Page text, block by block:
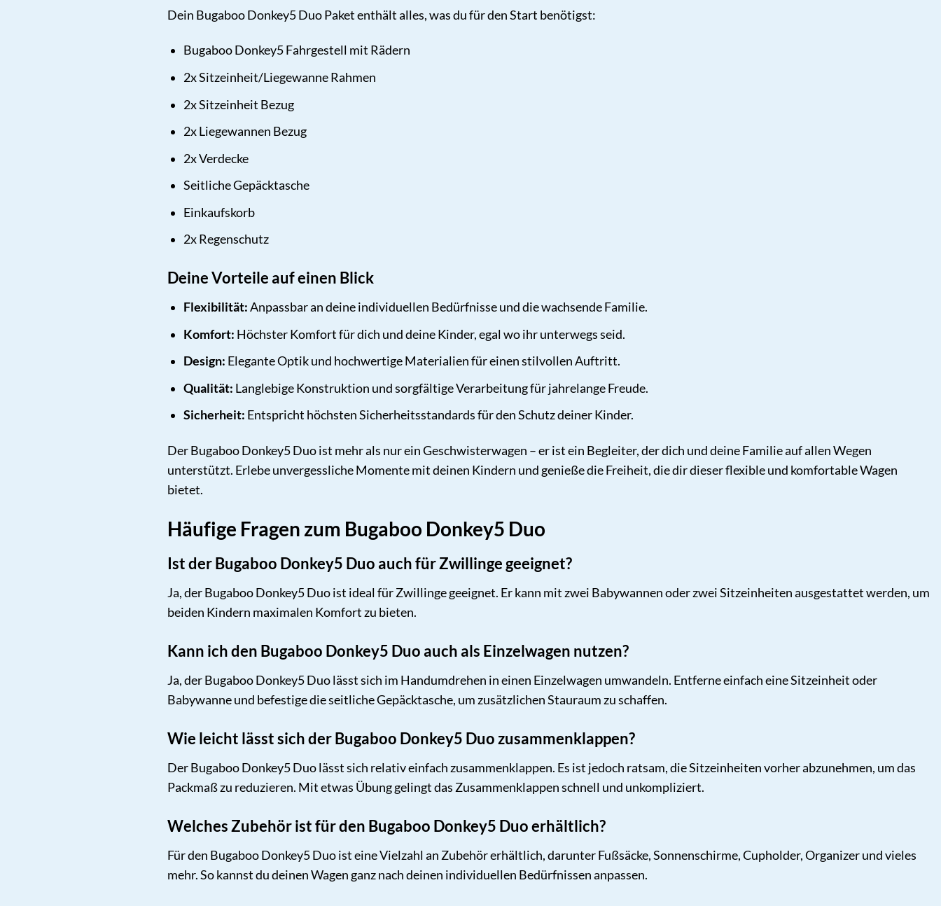
Dein Bugaboo Donkey5 Duo Paket enthält alles, was du für den Start benötigst:
Bugaboo Donkey5 Fahrgestell mit Rädern
2x Sitzeinheit/Liegewanne Rahmen
2x Sitzeinheit Bezug
2x Liegewannen Bezug
2x Verdecke
Seitliche Gepäcktasche
Einkaufskorb
2x Regenschutz
Deine Vorteile auf einen Blick
Flexibilität:Anpassbar an deine individuellen Bedürfnisse und die wachsende Familie.
Komfort: Höchster Komfort für dich und deine Kinder, egal wo ihr unterwegs seid.
Design: Elegante Optik und hochwertige Materialien für einen stilvollen Auftritt.
Qualität: Langlebige Konstruktion und sorgfältige Verarbeitung für jahrelange Freude.
Sicherheit: Entspricht höchsten Sicherheitsstandards für den Schutz deiner Kinder.
Der Bugaboo Donkey5 Duo ist mehr als nur ein Geschwisterwagen – er ist ein Begleiter, der dich und deine Familie auf allen Wegen
unterstützt. Erlebe unvergessliche Momente mit deinen Kindern und genieße die Freiheit, die dir dieser flexible und komfortable Wagen
bietet.
Häufige Fragen zum Bugaboo Donkey5 Duo
Ist der Bugaboo Donkey5 Duo auch für Zwillinge geeignet?
Ja, der Bugaboo Donkey5 Duo ist ideal für Zwillinge geeignet. Er kann mit zwei Babywannen oder zwei Sitzeinheiten ausgestattet werden, um
beiden Kindern maximalen Komfort zu bieten.
Kann ich den Bugaboo Donkey5 Duo auch als Einzelwagen nutzen?
Ja, der Bugaboo Donkey5 Duo lässt sich im Handumdrehen in einen Einzelwagen umwandeln. Entferne einfach eine Sitzeinheit oder
Babywanne und befestige die seitliche Gepäcktasche, um zusätzlichen Stauraum zu schaffen.
Wie leicht lässt sich der Bugaboo Donkey5 Duo zusammenklappen?
Der Bugaboo Donkey5 Duo lässt sich relativ einfach zusammenklappen. Es ist jedoch ratsam, die Sitzeinheiten vorher abzunehmen, um das
Packmaß zu reduzieren. Mit etwas Übung gelingt das Zusammenklappen schnell und unkompliziert.
Welches Zubehör ist für den Bugaboo Donkey5 Duo erhältlich?
Für den Bugaboo Donkey5 Duo ist eine Vielzahl an Zubehör erhältlich, darunter Fußsäcke, Sonnenschirme, Cupholder, Organizer und vieles
mehr. So kannst du deinen Wagen ganz nach deinen individuellen Bedürfnissen anpassen.